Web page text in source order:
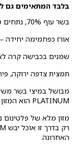
בלבד המתאימים גם
בשר עוף 70%, נתחים טריים שלמים
אורז כפחמימה יחידה
שמנים בכבישה קרה
תמצית צדפה ירוקה,
PLATINUM הוא המזון היבש העסיסי. הכלב שלך יאהב את זה.
מזון מלא של פלטינום
האחרונה.